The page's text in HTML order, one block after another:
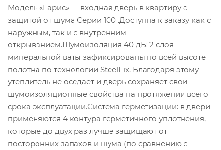
Модель «Гарис» — входная дверь в квартиру с
защитой от шума Серии 100 .Доступна к заказу как с
наружным, так и с внутренним
открыванием.Шумоизоляция 40 дБ: 2 слоя
минеральной ваты зафиксированы по всей высоте
полотна по технологии SteelFix. Благодаря этому
утеплитель не оседает и дверь сохраняет свои
шумоизоляционные свойства на протяжении всего
срока эксплуатации.Система герметизации: в двери
применяются 4 контура герметичного уплотнения,
которые до двух раз лучше защищают от
посторонних запахов и шума (по сравнению с